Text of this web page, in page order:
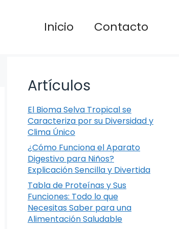
Inicio Contacto
Artículos
El Bioma Selva Tropical se
Caracteriza por su Diversidad y
Clima Único
¿Cómo Funciona el Aparato
Digestivo para Niños?
Explicación Sencilla y Divertida
Tabla de Proteínas y Sus
Funciones: Todo lo que
Necesitas Saber para una
Alimentación Saludable